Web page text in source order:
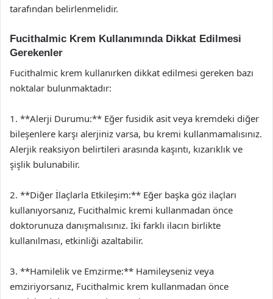
tarafından belirlenmelidir.
Fucithalmic Krem Kullanımında Dikkat Edilmesi
Gerekenler
Fucithalmic krem kullanırken dikkat edilmesi gereken bazı
noktalar bulunmaktadır:
1. **Alerji Durumu:** Eğer fusidik asit veya kremdeki diğer
bileşenlere karşı alerjiniz varsa, bu kremi kullanmamalısınız.
Alerjik reaksiyon belirtileri arasında kaşıntı, kızarıklık ve
şişlik bulunabilir.
2. **Diğer İlaçlarla Etkileşim:** Eğer başka göz ilaçları
kullanıyorsanız, Fucithalmic kremi kullanmadan önce
doktorunuza danışmalısınız. İki farklı ilacın birlikte
kullanılması, etkinliği azaltabilir.
3. **Hamilelik ve Emzirme:** Hamileyseniz veya
emziriyorsanız, Fucithalmic krem kullanmadan önce